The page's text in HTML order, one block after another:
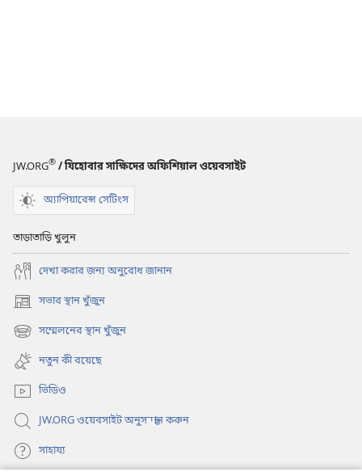
JW.ORG® / যিহোবার সাক্ষিদের অফিশিয়াল ওয়েবসাইট
অ্যাপিয়ারেন্স সেটিংস
তাড়াতাড়ি খুলুন
দেখা করার জন্য অনুরোধ জানান
সভার স্থান খুঁজুন
(opens
new
window)
সম্মেলনের স্থান খুঁজুন
(opens
new
window)
নতুন কী রয়েছে
ভিডিও
JW.ORG ওয়েবসাইট অনুসন্ধান করুন
সাহায্য